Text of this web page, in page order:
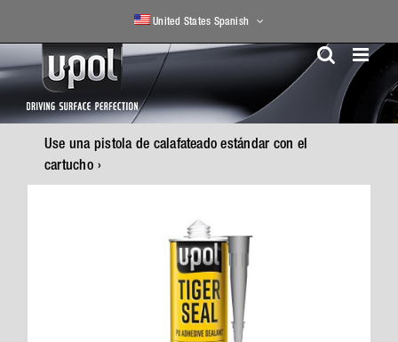
content
United States Spanish
Use una pistola de calafateado estándar con el
cartucho